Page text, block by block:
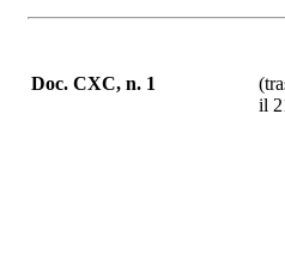
Doc. CXC, n. 1
il